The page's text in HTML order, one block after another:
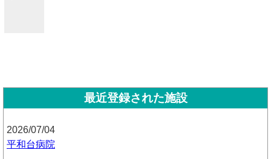
最近登録された施設
2026/07/04
平和台病院